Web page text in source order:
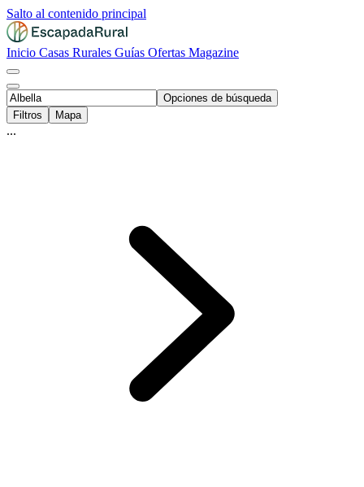
Salto al contenido principal
Inicio Casas Rurales Guías Ofertas Magazine
Opciones de búsqueda
Filtros
Mapa
...